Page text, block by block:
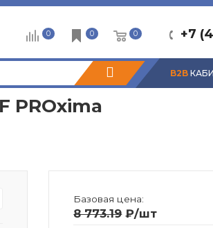
+7
0 0 0
B2B
PROxima
Базовая цена:
8 773.19₽/шт